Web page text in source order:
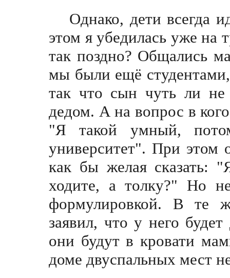
Однако, дети всегда
этом я убедилась уже на
так поздно? Общались
мы были ещё
так что сын чуть ли не
дедом. А на вопрос в
"Я такой умный,
университет". При этом
как бы желая сказать:
ходите, а толку?" Но
формулировкой. В те
заявил, что у него
они будут в кровати
доме двуспальных мест